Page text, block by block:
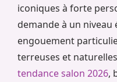
iconiques à forte
demande à un niveau
engouement
terreuses et
tendance salon 2026,